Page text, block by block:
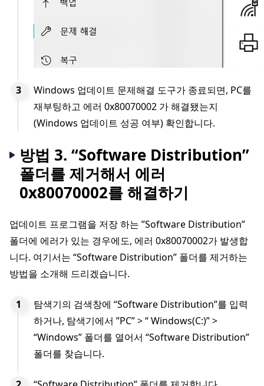
Windows 업데이트 문제해결 도구가 종료되면, PC를
재부팅하고 에러 0x80070002 가 해결됐는지
(Windows 업데이트 성공 여부) 확인합니다.
방법 3. “Software Distribution”
폴더를 제거해서 에러
0x80070002를 해결하기
업데이트 프로그램을 저장 하는 ”Software Distribution”
폴더에 에러가 있는 경우에도, 에러 0x80070002가 발생합
니다. 여기서는 “Software Distribution” 폴더를 제거하는
방법을 소개해 드리겠습니다.
탐색기의 검색창에 “Software Distribution”를 입력
하거나, 탐색기에서 ”PC” > “ Windows(C:)” >
“Windows” 폴더를 열어서 “Software Distribution”
폴더를 찾습니다.